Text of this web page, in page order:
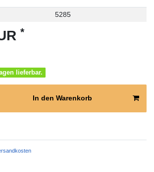
5285
*
lieferbar.
In den Warenkorb